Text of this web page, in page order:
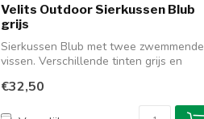
Velits Outdoor Sierkussen Blub
grijs
Sierkussen Blub met twee zwemmende
vissen. Verschillende tinten grijs en
€32,50